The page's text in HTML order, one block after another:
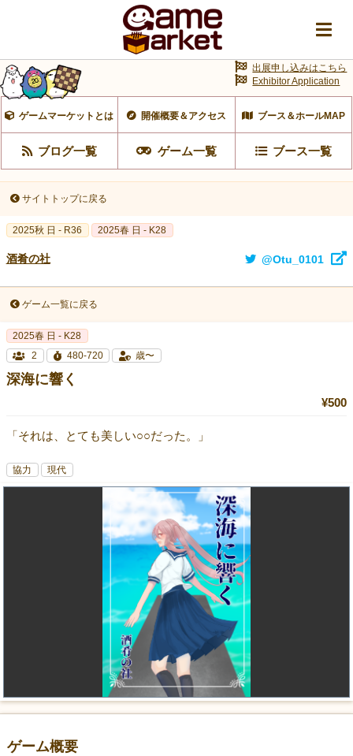
ゲームマーケットとは 開催概要＆アクセス ブース＆ホールMAP
ブログ一覧 ゲーム一覧 ブース一覧
出展申し込みはこちら
Exhibitor Application
サイトトップに戻る
2025秋 日 - R36 2025春 日 - K28
酒肴の社 @Otu_0101
ゲーム一覧に戻る
2025春 日 - K28
2
480-720 歳〜
深海に響く
¥500
「それは、とても美しい○○だった。」
協力 現代
ゲーム概要